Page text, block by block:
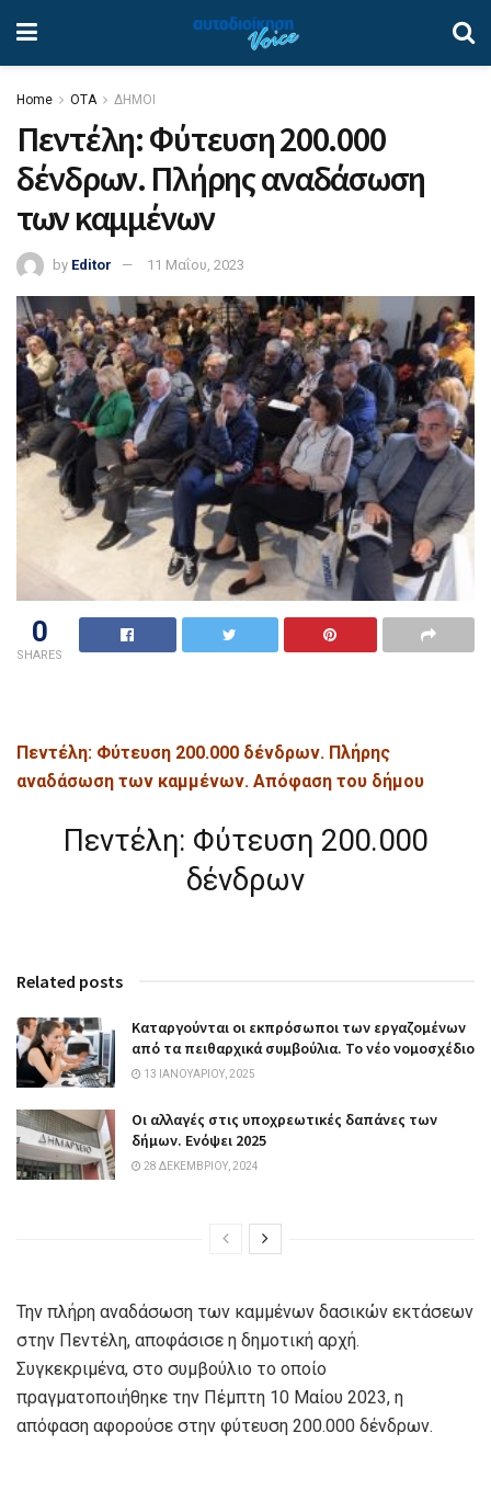
Home ΟΤΑ ΔΗΜΟΙ
Πεντέλη: Φύτευση 200.000
δένδρων. Πλήρης αναδάσωση
των καμμένων
by Editor 11 Μαΐου, 2023
0
SHARES
Πεντέλη: Φύτευση 200.000 δένδρων. Πλήρης
αναδάσωση των καμμένων. Απόφαση του δήμου
Πεντέλη: Φύτευση 200.000
δένδρων
Related posts
Καταργούνται οι εκπρόσωποι των εργαζομένων
από τα πειθαρχικά συμβούλια. Το νέο νομοσχέδιο
13 ΙΑΝΟΥΑΡΊΟΥ, 2025
Οι αλλαγές στις υποχρεωτικές δαπάνες των
δήμων. Ενόψει 2025
28 ΔΕΚΕΜΒΡΊΟΥ, 2024
Την πλήρη αναδάσωση των καμμένων δασικών εκτάσεων
στην Πεντέλη, αποφάσισε η δημοτική αρχή.
Συγκεκριμένα, στο συμβούλιο το οποίο
πραγματοποιήθηκε την Πέμπτη 10 Μαίου 2023, η
απόφαση αφορούσε στην φύτευση 200.000 δένδρων.